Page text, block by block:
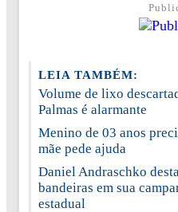
LEIA TAMBÉM:
Volume de lixo
Palmas é alarmante
Menino de 03 anos
mãe pede ajuda
Daniel Andraschko
bandeiras em sua
estadual